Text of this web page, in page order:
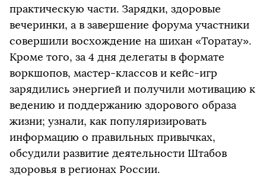
практическую части. Зарядки, здоровые
вечеринки, а в завершение форума участники
совершили восхождение на шихан «Торатау».
Кроме того, за 4 дня делегаты в формате
воркшопов, мастер-классов и кейс-игр
зарядились энергией и получили мотивацию к
ведению и поддержанию здорового образа
жизни; узнали, как популяризировать
информацию о правильных привычках,
обсудили развитие деятельности Штабов
здоровья в регионах России.